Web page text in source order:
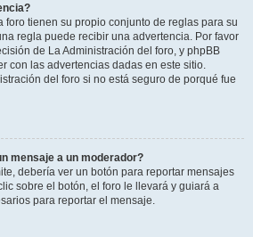
foro tienen su propio conjunto de reglas para su
regla puede recibir una advertencia. Por favor
de La Administración del foro, y phpBB
con las advertencias dadas en este sitio.
del foro si no está seguro de porqué fue
mensaje a un moderador?
debería ver un botón para reportar mensajes
sobre el botón, el foro le llevará y guiará a
para reportar el mensaje.